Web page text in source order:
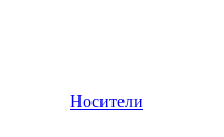
Носители